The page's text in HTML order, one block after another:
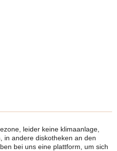
leider keine klimaanlage,
in andere diskotheken an den
bei uns eine plattform, um sich